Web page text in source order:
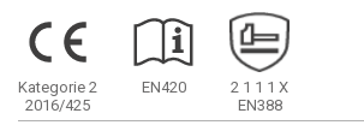
Kategorie 2
2016/425
EN420 2 1 1 1 X
EN388